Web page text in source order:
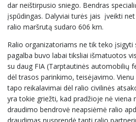
dar neištirpusio sniego. Bendras
įspūdingas. Dalyviai turės jais įveikti
ralio maršrutą sudaro 606 km.
Ralio organizatoriams ne tik teko įsigyti
pagalba buvo labai tiksliai išmatuotos
su daug FIA (Tarptautinės automobilių
dėl trasos parinkimo, teisėjavimo.
tapo reikalavimai dėl ralio civilinės
yra tokie griežti, kad pradžioje nė viena
draudimo bendrovė neapsiėmė ralio